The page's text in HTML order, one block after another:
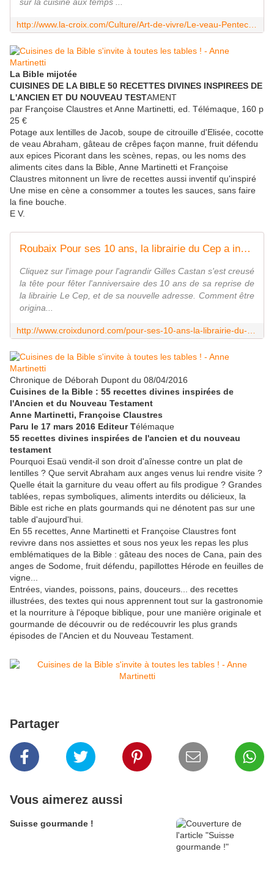
La Bible mijotée
CUISINES DE LA BIBLE 50 RECETTES DIVINES INSPIREES DE
L'ANCIEN ET DU NOUVEAU TESTAMENT
par Françoise Claustres et Anne Martinetti, ed. Télémaque, 160 p
25 €
Potage aux lentilles de Jacob, soupe de citrouille d'Elisée, cocotte
de veau Abraham, gâteau de crêpes façon manne, fruit défendu
aux epices Picorant dans les scènes, repas, ou les noms des
aliments cites dans la Bible, Anne Martinetti et Françoise
Claustres mitonnent un livre de recettes aussi inventif qu'inspiré
Une mise en cène a consommer a toutes les sauces, sans faire
la fine bouche.
E V.
Roubaix Pour ses 10 ans, la librairie du Cep a invité à déguster la Bible
Cliquez sur l'image pour l'agrandir Gilles Castan s'est creusé
la tête pour fêter l'anniversaire des 10 ans de sa reprise de
la librairie Le Cep, et de sa nouvelle adresse. Comment être
origina...
Chronique de Déborah Dupont du 08/04/2016
Cuisines de la Bible : 55 recettes divines inspirées de
l'Ancien et du Nouveau Testament
Anne Martinetti, Françoise Claustres
Paru le 17 mars 2016 Editeur Télémaque
55 recettes divines inspirées de l'ancien et du nouveau
testament
Pourquoi Esaü vendit-il son droit d'aînesse contre un plat de
lentilles ? Que servit Abraham aux anges venus lui rendre visite ?
Quelle était la garniture du veau offert au fils prodigue ? Grandes
tablées, repas symboliques, aliments interdits ou délicieux, la
Bible est riche en plats gourmands qui ne dénotent pas sur une
table d'aujourd'hui.
En 55 recettes, Anne Martinetti et Françoise Claustres font
revivre dans nos assiettes et sous nos yeux les repas les plus
emblématiques de la Bible : gâteau des noces de Cana, pain des
anges de Sodome, fruit défendu, papillottes Hérode en feuilles de
vigne...
Entrées, viandes, poissons, pains, douceurs... des recettes
illustrées, des textes qui nous apprennent tout sur la gastronomie
et la nourriture à l'époque biblique, pour une manière originale et
gourmande de découvrir ou de redécouvrir les plus grands
épisodes de l'Ancien et du Nouveau Testament.
Partager
Vous aimerez aussi
Suisse gourmande !